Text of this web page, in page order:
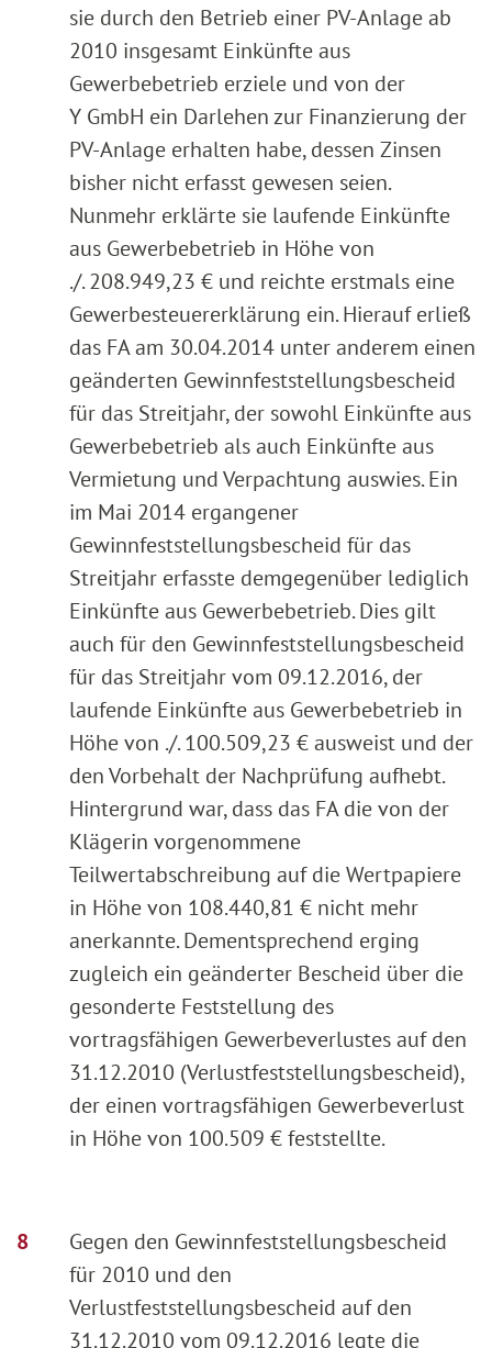
sie durch den Betrieb einer PV-Anlage ab
2010 insgesamt Einkünfte aus
Gewerbebetrieb erziele und von der
Y GmbH ein Darlehen zur Finanzierung der
PV-Anlage erhalten habe, dessen Zinsen
bisher nicht erfasst gewesen seien.
Nunmehr erklärte sie laufende Einkünfte
aus Gewerbebetrieb in Höhe von
./. 208.949,23 € und reichte erstmals eine
Gewerbesteuererklärung ein. Hierauf erließ
das FA am 30.04.2014 unter anderem einen
geänderten Gewinnfeststellungsbescheid
für das Streitjahr, der sowohl Einkünfte aus
Gewerbebetrieb als auch Einkünfte aus
Vermietung und Verpachtung auswies. Ein
im Mai 2014 ergangener
Gewinnfeststellungsbescheid für das
Streitjahr erfasste demgegenüber lediglich
Einkünfte aus Gewerbebetrieb. Dies gilt
auch für den Gewinnfeststellungsbescheid
für das Streitjahr vom 09.12.2016, der
laufende Einkünfte aus Gewerbebetrieb in
Höhe von ./. 100.509,23 € ausweist und der
den Vorbehalt der Nachprüfung aufhebt.
Hintergrund war, dass das FA die von der
Klägerin vorgenommene
Teilwertabschreibung auf die Wertpapiere
in Höhe von 108.440,81 € nicht mehr
anerkannte. Dementsprechend erging
zugleich ein geänderter Bescheid über die
gesonderte Feststellung des
vortragsfähigen Gewerbeverlustes auf den
31.12.2010 (Verlustfeststellungsbescheid),
der einen vortragsfähigen Gewerbeverlust
in Höhe von 100.509 € feststellte.
Gegen den Gewinnfeststellungsbescheid
für 2010 und den
Verlustfeststellungsbescheid auf den
31.12.2010 vom 09.12.2016 legte die